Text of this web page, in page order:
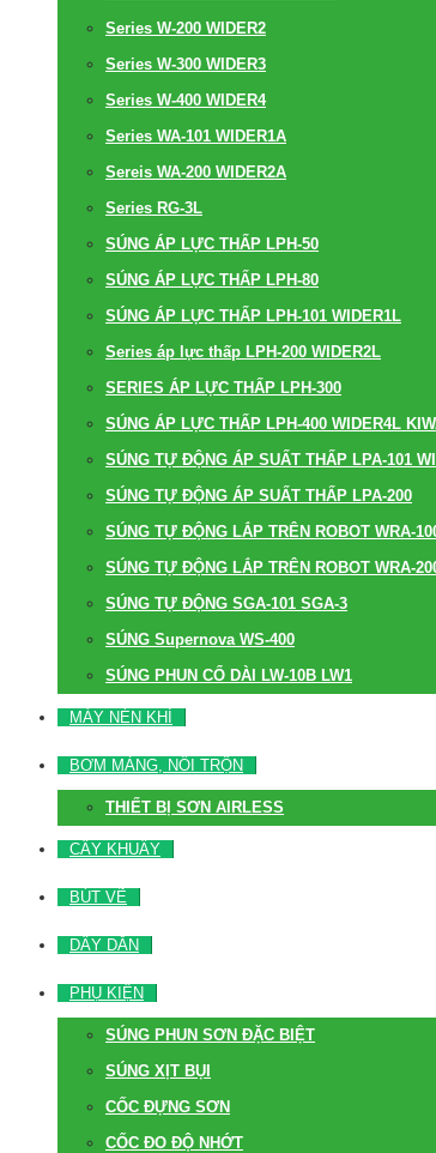
Series W-200 WIDER2
Series W-300 WIDER3
Series W-400 WIDER4
Series WA-101 WIDER1A
Sereis WA-200 WIDER2A
Series RG-3L
SÚNG ÁP LỰC THẤP LPH-50
SÚNG ÁP LỰC THẤP LPH-80
SÚNG ÁP LỰC THẤP LPH-101 WIDER1L
Series áp lực thấp LPH-200 WIDER2L
SERIES ÁP LỰC THẤP LPH-300
SÚNG ÁP LỰC THẤP LPH-400 WIDER4L
SÚNG TỰ ĐỘNG ÁP SUẤT THẤP LPA-101
SÚNG TỰ ĐỘNG ÁP SUẤT THẤP LPA-200
SÚNG TỰ ĐỘNG LẮP TRÊN ROBOT WRA-
SÚNG TỰ ĐỘNG LẮP TRÊN ROBOT WRA-
SÚNG TỰ ĐỘNG SGA-101 SGA-3
SÚNG Supernova WS-400
SÚNG PHUN CỔ DÀI LW-10B LW1
MÁY NÉN KHÍ
BƠM MÀNG, NỒI TRỘN
THIẾT BỊ SƠN AIRLESS
CÂY KHUẤY
BÚT VẼ
DÂY DẪN
PHỤ KIỆN
SÚNG PHUN SƠN ĐẶC BIỆT
SÚNG XỊT BỤI
CỐC ĐỰNG SƠN
CỐC ĐO ĐỘ NHỚT